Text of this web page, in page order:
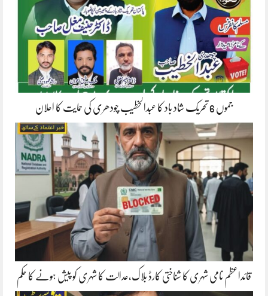
جموں 6 تحریک شاد باد کا عبدالخطیب چودھری کی حمایت کا اعلان
قائداعظم نامی شہری کا شناختی کارڈ بلاک،عدالت کا شہری کو پیش ہونے کا حکم